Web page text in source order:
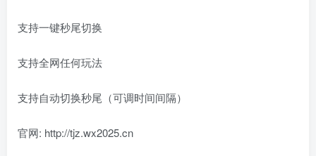
支持一键秒尾切换
支持全网任何玩法
支持自动切换秒尾（可调时间间隔）
官网: http://tjz.wx2025.cn